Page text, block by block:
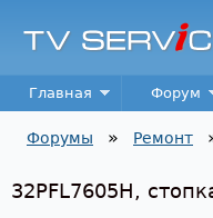
TV
Service
Main menu
Главная Форум
Форумы » Ремонт
32PFL7605H,